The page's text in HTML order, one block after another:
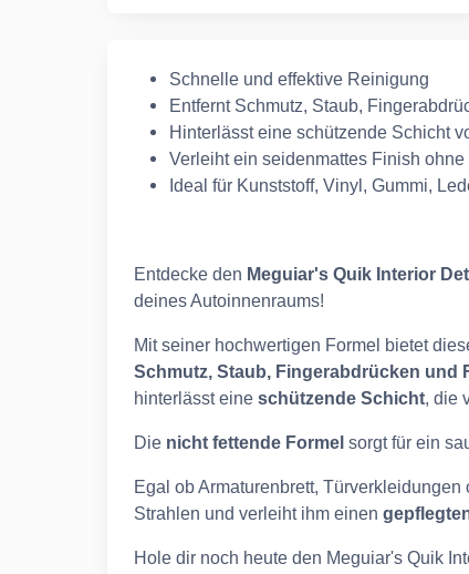
Schnelle und effektive Reinigung
Entfernt Schmutz, Staub,
Hinterlässt eine schützende Schicht
Verleiht ein seidenmattes Finish
Ideal für Kunststoff, Vinyl, Gummi,
Entdecke den Meguiar's Quik Interior
deines Autoinnenraums!
Mit seiner hochwertigen Formel bietet
Schmutz, Staub, Fingerabdrücken und
hinterlässt eine schützende Schicht, die
Die nicht fettende Formel sorgt für ein
Egal ob Armaturenbrett,
Strahlen und verleiht ihm einen
Hole dir noch heute den Meguiar's Quik